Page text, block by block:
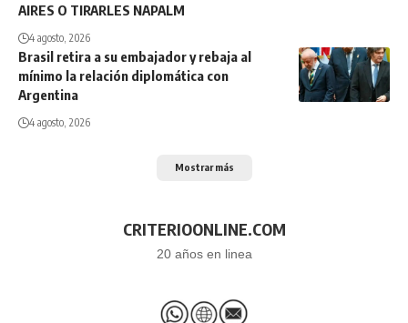
AIRES O TIRARLES NAPALM
4 agosto, 2026
Brasil retira a su embajador y rebaja al
mínimo la relación diplomática con
Argentina
4 agosto, 2026
Mostrar más
CRITERIOONLINE.COM
20 años en linea